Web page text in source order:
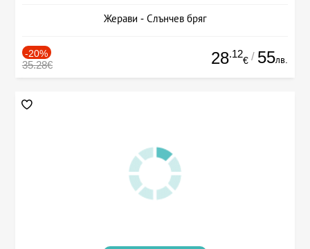
Жерави - Слънчев бряг
-20%
35.28€ 28.12
€ / 55лв.